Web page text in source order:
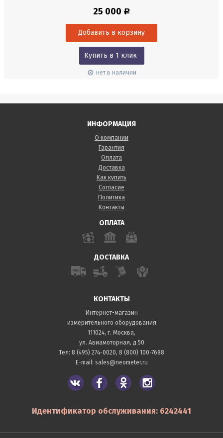
возможность измерений в небольших отверстиях и узких проходах.
температуры может встраиваться. Монтаж датчика
25 000 Р
Купить в 1 клик
нет в наличии
ИНФОРМАЦИЯ
О компании
Гарантия
Оплата
Доставка
Как купить
Согласие
Политика
Контакты
ОПЛАТА
ДОСТАВКА
КОНТАКТЫ
Интернет-магазин
измерительного оборудования
111024, г. Москва,
ул. Авиамоторная, д.50
Тел: 8 (495) 274-0020, 8 (800) 100-7688
E-mail: sales@neometer.ru
Идентификатор обслуживания: 6242441